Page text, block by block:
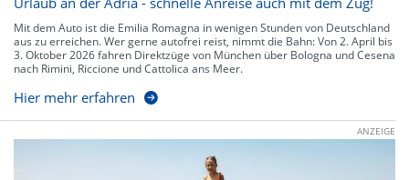
Mit dem Auto ist die Emilia Romagna in wenigen Stunden von Deutschland
aus zu erreichen. Wer gerne autofrei reist, nimmt die Bahn: Von 2. April bis
3. Oktober 2026 fahren Direktzüge von München über Bologna und Cesena
nach Rimini, Riccione und Cattolica ans Meer.
Hier mehr erfahren
ANZEIGE